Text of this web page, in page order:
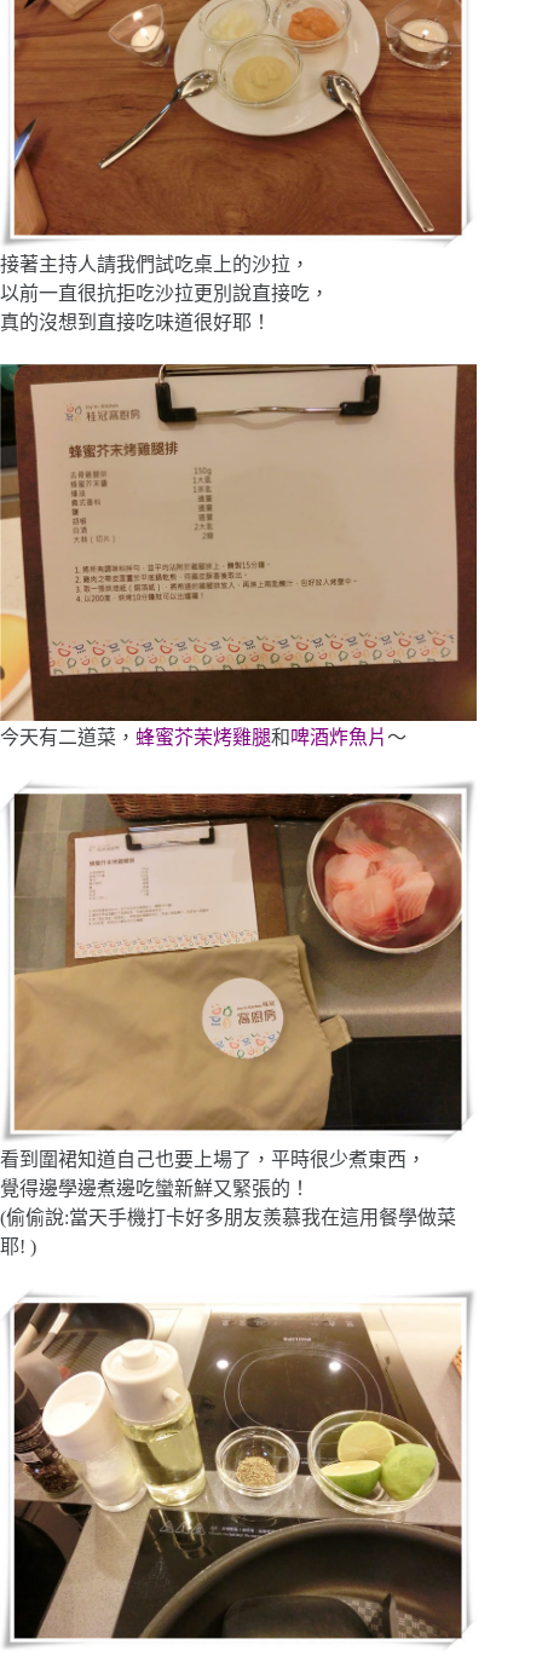
接著主持人請我們試吃桌上的沙拉，
以前一直很抗拒吃沙拉更別說直接吃，
真的沒想到直接吃味道很好耶！
今天有二道菜， 蜂蜜芥茉烤雞腿和啤酒炸魚片 ～
看到圍裙知道自己也要上場了，平時很少煮東西，
覺得邊學邊煮邊吃蠻新鮮又緊張的！
(偷偷說:當天手機打卡好多朋友羨慕我在這用餐學做菜
耶! )